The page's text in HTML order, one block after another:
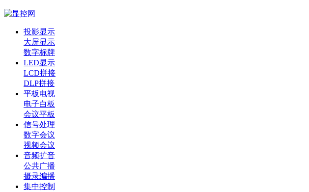
投影显示
大屏显示
数字标牌
LED显示
LCD拼接
DLP拼接
平板电视
电子白板
会议平板
信号处理
数字会议
视频会议
音频扩音
公共广播
摄录编播
集中控制